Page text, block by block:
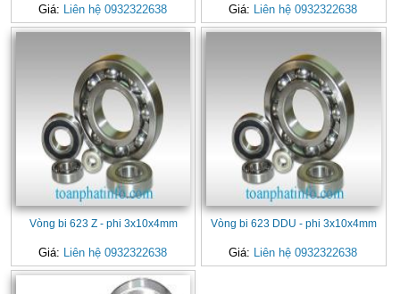
Giá: Liên hệ 0932322638 Giá: Liên hệ 0932322638
Vòng bi 623 Z - phi 3x10x4mm
Giá: Liên hệ 0932322638
Vòng bi 623 DDU - phi 3x10x4mm
Giá: Liên hệ 0932322638